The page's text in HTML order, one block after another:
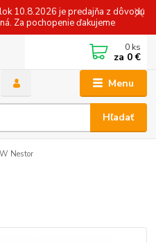
10.8.2026 je predajňa z dôvodu
Za pochopenie ďakujeme
Menu
Hľadať
0 ks
za 0 €
Nestor